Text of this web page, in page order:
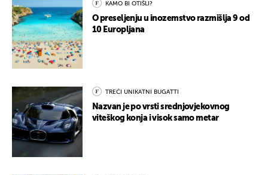
KAMO BI OTIŠLI?
O preseljenju u inozemstvo razmišlja 9 od
10 Europljana
TREĆI UNIKATNI BUGATTI
Nazvan je po vrsti srednjovjekovnog
viteškog konja i visok samo metar